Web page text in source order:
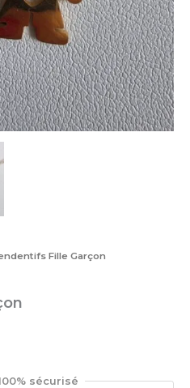
Fille Garçon
sécurisé